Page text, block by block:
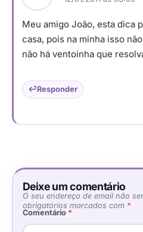
Meu amigo João, esta dica
casa, pois na minha isso
não há ventoinha que
Responder
Deixe um comentário
O seu endereço de email não
obrigatórios marcados com *
Comentário *